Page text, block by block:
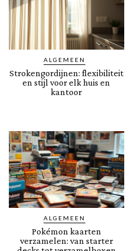
ALGEMEEN
Strokengordijnen: flexibiliteit
en stijl voor elk huis en
kantoor
ALGEMEEN
Pokémon kaarten
verzamelen: van starter